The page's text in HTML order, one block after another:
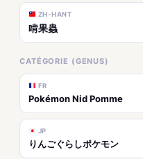
ZH-HANT
啃果蟲
CATÉGORIE (GENUS)
FR
Pokémon Nid Pomme
JP
りんごぐらしポケモン